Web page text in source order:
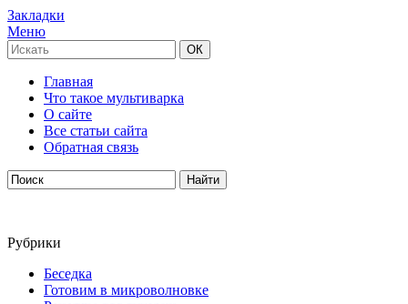
Закладки
Меню
Главная
Что такое мультиварка
О сайте
Все статьи сайта
Обратная связь
Рубрики
Беседка
Готовим в микроволновке